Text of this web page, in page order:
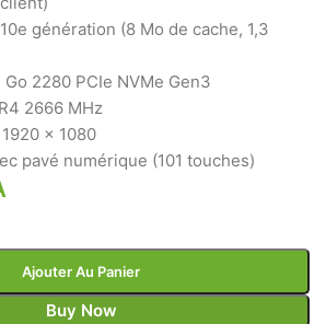
génération (8 Mo de cache, 1,3
2280 PCIe NVMe Gen3
2666 MHz
x 1080
pavé numérique (101 touches)
Ajouter Au Panier
Buy Now